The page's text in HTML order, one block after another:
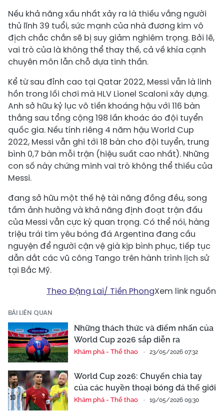
Nếu khả năng xấu nhất xảy ra là thiếu vắng người
thủ lĩnh 39 tuổi, sức mạnh của nhà đương kim vô
địch chắc chắn sẽ bị suy giảm nghiêm trọng. Bởi lẽ,
vai trò của là không thể thay thế, cả về khía cạnh
chuyên môn lẫn chỗ dựa tinh thần.
Kể từ sau đỉnh cao tại Qatar 2022, Messi vẫn là linh
hồn trong lối chơi mà HLV Lionel Scaloni xây dựng.
Anh sở hữu kỷ lục vô tiền khoáng hậu với 116 bàn
thắng sau tổng cộng 198 lần khoác áo đội tuyển
quốc gia. Nếu tính riêng 4 năm hậu World Cup
2022, Messi vẫn ghi tới 18 bàn cho đội tuyển, trung
bình 0,7 bàn mỗi trận (hiệu suất cao nhất). Những
con số này chứng minh vai trò không thể thiếu của
Messi.
đang sở hữu một thế hệ tài năng đồng đều, song
tầm ảnh hưởng và khả năng định đoạt trận đấu
của Messi vẫn cực kỳ quan trọng. Có thể nói, hàng
triệu trái tim yêu bóng đá Argentina đang cầu
nguyện để người cận vệ già kịp bình phục, tiếp tục
dẫn dắt các vũ công Tango trên hành trình lịch sử
tại Bắc Mỹ.
Theo Đặng Lai/ Tiền PhongXem link nguồn
BÀI LIÊN QUAN
Những thách thức và điểm nhấn của
World Cup 2026 sắp diễn ra
Khám phá - Thể thao 23/05/2026 07:32
World Cup 2026: Chuyến chia tay
của các huyền thoại bóng đá thế giới
Khám phá - Thể thao 19/05/2026 09:30